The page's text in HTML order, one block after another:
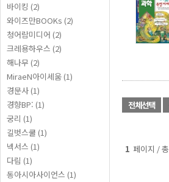
바이킹 (2)
와이즈만BOOKs (2)
청어람미디어 (2)
크레용하우스 (2)
해나무 (2)
MiraeN아이세움 (1)
경문사 (1)
경향BP: (1)
궁리 (1)
길벗스쿨 (1)
넥서스 (1)
다림 (1)
동아시아사이언스 (1)
전체선택
1 페이지 / 총